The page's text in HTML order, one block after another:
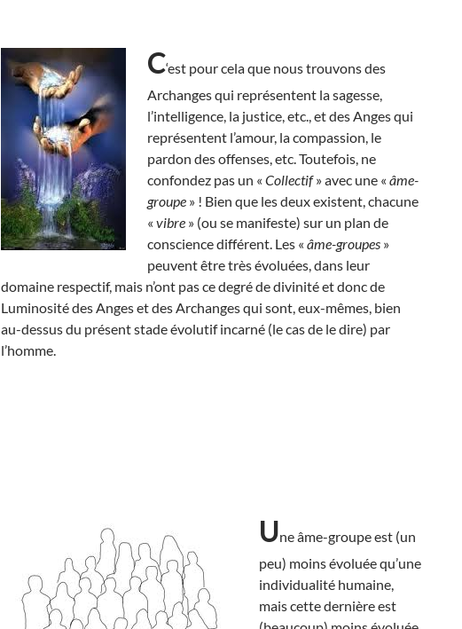
C‘est pour cela que nous trouvons des
Archanges qui représentent la sagesse,
l’intelligence, la justice, etc., et des Anges qui
représentent l’amour, la compassion, le
pardon des offenses, etc. Toutefois, ne
confondez pas un « Collectif» avec une « âme-
groupe » ! Bien que les deux existent, chacune
« vibre » (ou se manifeste) sur un plan de
conscience différent. Les « âme-groupes »
peuvent être très évoluées, dans leur
domaine respectif, mais n’ont pas ce degré de divinité et donc de
Luminosité des Anges et des Archanges qui sont, eux-mêmes, bien
au-dessus du présent stade évolutif incarné (le cas de le dire) par
l’homme.
Une âme-groupe est (un
peu) moins évoluée qu’une
individualité humaine,
mais cette dernière est